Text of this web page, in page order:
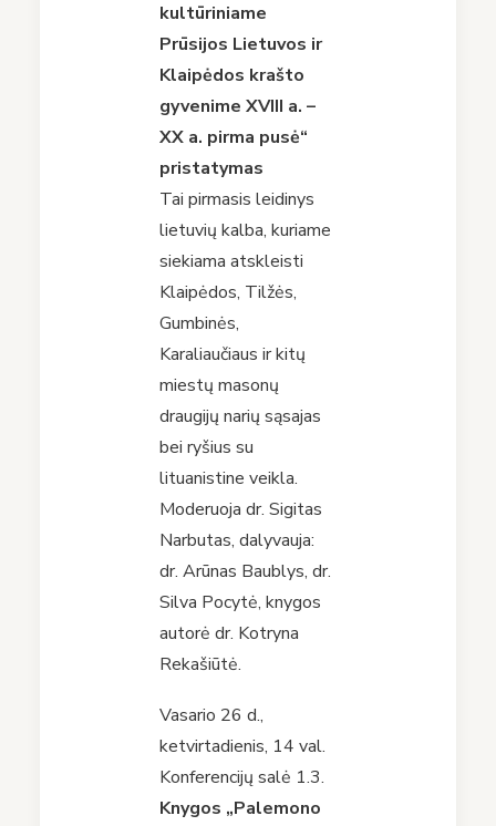
kultūriniame
Prūsijos Lietuvos ir
Klaipėdos krašto
gyvenime XVIII a. –
XX a. pirma pusė“
pristatymas
Tai pirmasis leidinys
lietuvių kalba, kuriame
siekiama atskleisti
Klaipėdos, Tilžės,
Gumbinės,
Karaliaučiaus ir kitų
miestų masonų
draugijų narių sąsajas
bei ryšius su
lituanistine veikla.
Moderuoja dr. Sigitas
Narbutas, dalyvauja:
dr. Arūnas Baublys, dr.
Silva Pocytė, knygos
autorė dr. Kotryna
Rekašiūtė.
Vasario 26 d.,
ketvirtadienis, 14 val.
Konferencijų salė 1.3.
Knygos „Palemono